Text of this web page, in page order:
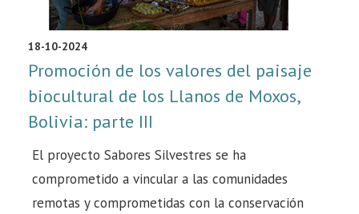
18-10-2024
Promoción de los valores del paisaje
biocultural de los Llanos de Moxos,
Bolivia: parte III
El proyecto Sabores Silvestres se ha
comprometido a vincular a las comunidades
remotas y comprometidas con la conservación